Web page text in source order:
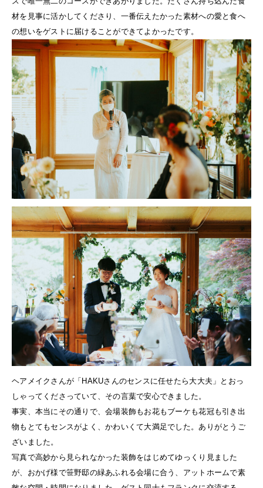
材を見事に活かしてくださり、一番伝えたかった素材への愛と食へ
の想いをゲストに届けることができてよかったです。
ヘアメイクさんが「HAKUさんのセンスに任せたら大大夫」とおっ
しゃってくださっていて、その言葉で安心できました。
事実、本当にその通りで、会場装飾もお花もブーケも花冠も引き出
物もとてもセンスがよく、かわいくて大満足でした。ありがとうご
ざいました。
写真で高妙から見られなかった装飾をはじめてゆっくり見ました
が、おかげ様で笹野邸の緑あふれる会場に合う、アットホームで素